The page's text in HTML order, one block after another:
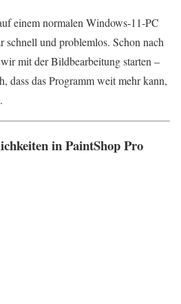
einem normalen Windows‑11‑PC
schnell und problemlos. Schon nach
mit der Bildbearbeitung starten –
dass das Programm weit mehr kann,
in PaintShop Pro